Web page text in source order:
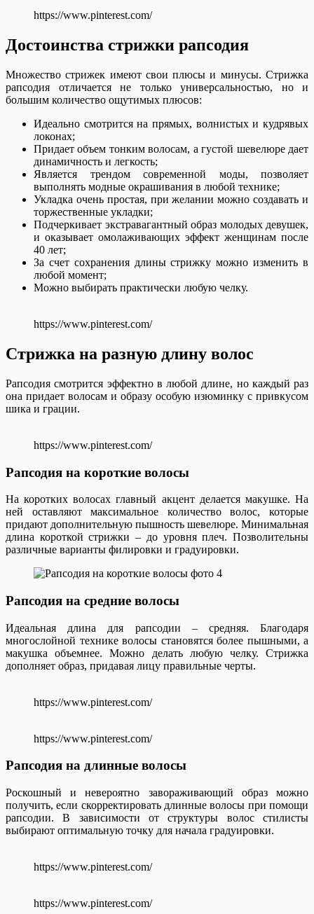
https://www.pinterest.com/
Достоинства стрижки рапсодия
Множество стрижек имеют свои плюсы и минусы. Стрижка
рапсодия отличается не только универсальностью, но и
большим количество ощутимых плюсов:
Идеально смотрится на прямых, волнистых и кудрявых
локонах;
Придает объем тонким волосам, а густой шевелюре дает
динамичность и легкость;
Является трендом современной моды, позволяет
выполнять модные окрашивания в любой технике;
Укладка очень простая, при желании можно создавать и
торжественные укладки;
Подчеркивает экстравагантный образ молодых девушек,
и оказывает омолаживающих эффект женщинам после
40 лет;
За счет сохранения длины стрижку можно изменить в
любой момент;
Можно выбирать практически любую челку.
https://www.pinterest.com/
Стрижка на разную длину волос
Рапсодия смотрится эффектно в любой длине, но каждый раз
она придает волосам и образу особую изюминку с привкусом
шика и грации.
https://www.pinterest.com/
Рапсодия на короткие волосы
На коротких волосах главный акцент делается макушке. На
ней оставляют максимальное количество волос, которые
придают дополнительную пышность шевелюре. Минимальная
длина короткой стрижки – до уровня плеч. Позволительны
различные варианты филировки и градуировки.
Рапсодия на средние волосы
Идеальная длина для рапсодии – средняя. Благодаря
многослойной технике волосы становятся более пышными, а
макушка объемнее. Можно делать любую челку. Стрижка
дополняет образ, придавая лицу правильные черты.
https://www.pinterest.com/
https://www.pinterest.com/
Рапсодия на длинные волосы
Роскошный и невероятно завораживающий образ можно
получить, если скорректировать длинные волосы при помощи
рапсодии. В зависимости от структуры волос стилисты
выбирают оптимальную точку для начала градуировки.
https://www.pinterest.com/
https://www.pinterest.com/